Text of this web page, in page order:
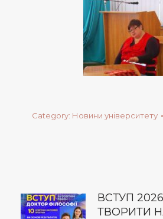
Category: Новини університету
ВСТУП
ТВОРИТИ